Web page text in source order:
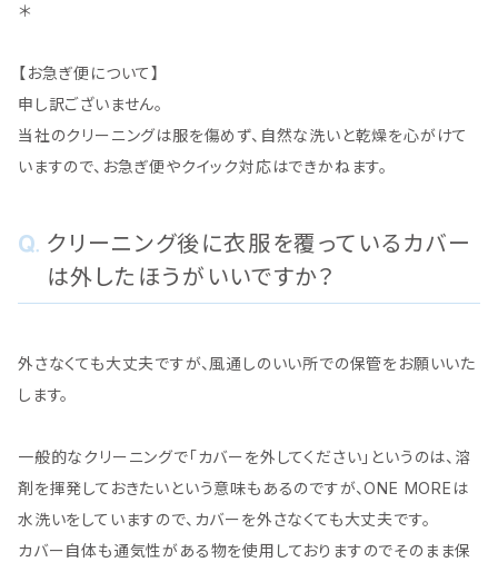
＊
【お急ぎ便について】
申し訳ございません。
当社のクリーニングは服を傷めず、自然な洗いと乾燥を心がけて
いますので、お急ぎ便やクイック対応はできかねます。
クリーニング後に衣服を覆っているカバー
は外したほうがいいですか？
外さなくても大丈夫ですが、風通しのいい所での保管をお願いいた
します。
一般的なクリーニングで「カバーを外してください」というのは、溶
剤を揮発しておきたいという意味もあるのですが、ONE MOREは
水洗いをしていますので、カバーを外さなくても大丈夫です。
カバー自体も通気性がある物を使用しておりますのでそのまま保